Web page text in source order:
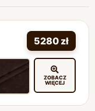
5280 zł
ZOBACZ
WIĘCEJ